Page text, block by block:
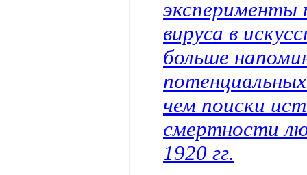
эксперименты
вируса в
больше
чем поиски
смертности
1920 гг.